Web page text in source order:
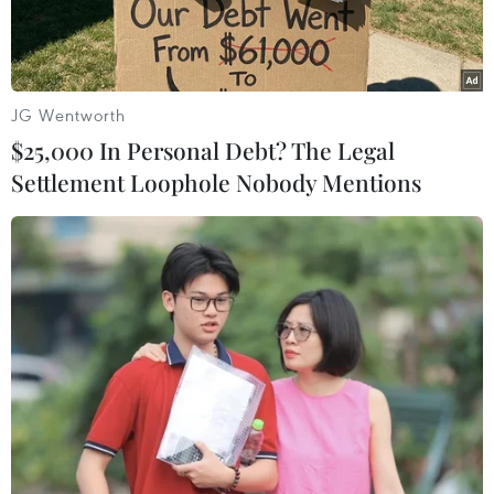
Các đối tượng và tang vật bị thu giữ. (Nguồn: Báo Biên phòng)
Chiều 15/9, nguồn tin từ Viện Kiểm sát Nhân
dân tỉnh An Giang cho biết Viện Kiểm sát vừa
hoàn tất cáo trạng chuyển Tòa án Nhân dân
cùng cấp truy tố 5 bị cáo trong đường dây vận
JG Wentworth
$25,000 In Personal Debt? The Legal
Settlement Loophole Nobody Mentions